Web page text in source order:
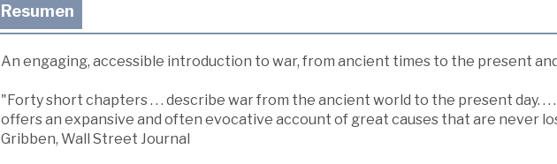
Resumen
An engaging, accessible introduction to war, from ancient times to the present
"Forty short chapters . . . describe war from the ancient world to the present day. . .
offers an expansive and often evocative account of great causes that are never
Gribben, Wall Street Journal